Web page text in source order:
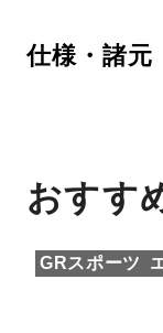
仕様・諸元
おすす
GRスポーツ